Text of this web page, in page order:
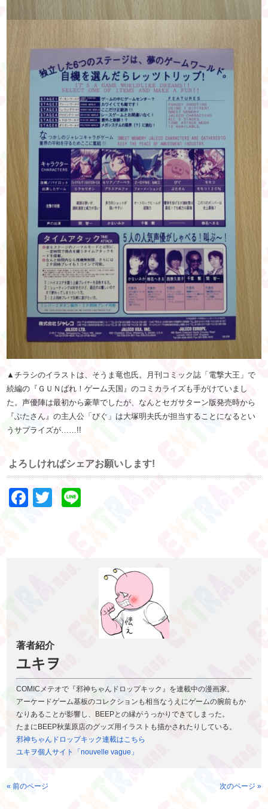
▲チラシのイラストは、そうま竜也氏。月刊コミック誌「電撃大王」で
続編の『 ＧＵＮばれ！ゲーム天国 』のコミカライズも手がけていまし
た。声優陣は最初から豪華でしたが、なんとセガサターン版発売時から
『ぶたさん』の主人公「ぴぐ」は大塚明夫氏が担当することになるとい
うサプライズが……!!
よろしければシェアお願いします!
Facebook
Twitter
著者紹介
ユキヲ
COMICメテオで『邪神ちゃんドロップキック』を連載中の漫画家。
アーケードゲーム基板のコレクションも相当なうえにゲームの腕前もか
なりあることが影響し、BEEPとの縁がうっかりできてしまった。
たまにBEEP秋葉原店のグッズ用イラストも描かされたりしている。
邪神ちゃんドロップキック連載はこちら
ユキヲ個人サイト「nouvelle vague」
« 前のページ 次のページ »